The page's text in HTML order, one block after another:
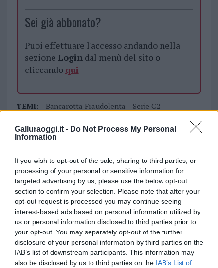
Galluraoggi.it - Do Not Process My Personal
Information
If you wish to opt-out of the sale, sharing to third parties, or
processing of your personal or sensitive information for
targeted advertising by us, please use the below opt-out
section to confirm your selection. Please note that after your
opt-out request is processed you may continue seeing
interest-based ads based on personal information utilized by
us or personal information disclosed to third parties prior to
your opt-out. You may separately opt-out of the further
disclosure of your personal information by third parties on the
IAB’s list of downstream participants. This information may
also be disclosed by us to third parties on the IAB’s List of
Sei già abbonato?
Puoi effettuare l'accesso andando nella
sezione Logindal menù del sito o
cliccando qui
TEMI: Bancarotta Fraudolenta
Serie C2
Su WhatsApp al numero +39
345 356 7512
Notizie in tempo reale?
Entra nel canale telegram di
GalluraOggi.it